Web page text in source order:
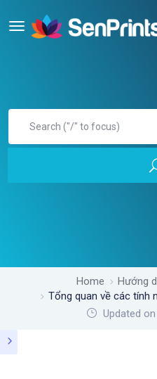
Home Hướng
Tổng quan về các tính
Updated